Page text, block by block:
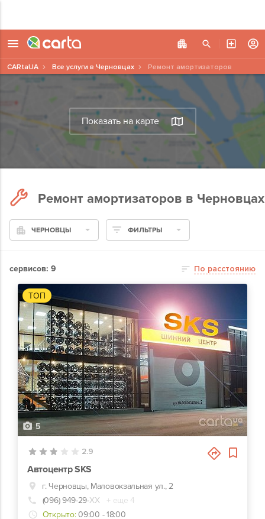
Показать на карте
CARtaUA Все услуги в Черновцах Ремонт амортизаторов
Ремонт амортизаторов в Черновцах
ЧЕРНОВЦЫ ФИЛЬТРЫ
сервисов: 9 По расстоянию
ТОП
5
2.9
Автоцентр SKS
г. Черновцы, Маловокзальная ул., 2
(096) 949-29-ХХ
+ еще 4
Открыто: 09:00 - 18:00